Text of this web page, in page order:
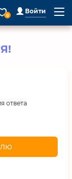
0
Войти
ответа